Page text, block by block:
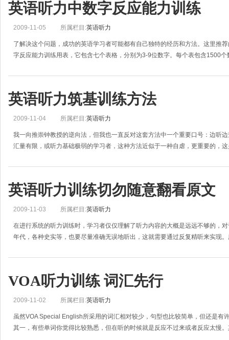
Hamas哈马斯抵抗运动
Fatah Movement 法塔赫运动Israel： Likud Party 利库德
英语听力中数字反应能力训练
2009-11-05 所属栏目:英语听力
了解决这个问题，成功的英语学习者可能都有自己独特的经历和方法。这里推
字反应能力训练用表，它包含七个表格，分别为3-9位数字。每个表包含1500
英语听力筑基训练方法
2009-11-04 所属栏目:英语听力
我一向推崇钟教授的逆向法，但我也一直反对这套方法中一个重要口号：边听
汇量有限，或听力基础极弱的学习者，这种方法近似于一种自虐，更重要的，
英语听力训练切勿随意翻看原文
2009-11-03 所属栏目:英语听力
在进行系统的听力训练时，学习者仅仅理解了听力内容的大概是远远不够的，
年代，各种史实等，也要尽量准确无误地听出，这就需要通过反复精听来实现
VOA听力训练 词汇先行
2009-11-02 所属栏目:英语听力
虽然VOA Special English所采用的词汇相对较少，句型也比较简单，但还是有
其一，有些单词你觉得比较熟悉，但在听的时候就是反应不过来或者反应太慢